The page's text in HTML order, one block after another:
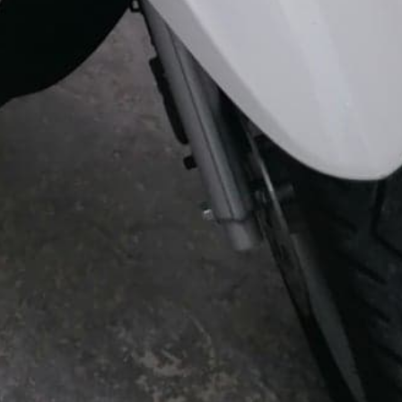
Support & Légal
Contactez-nous
Conditions générales